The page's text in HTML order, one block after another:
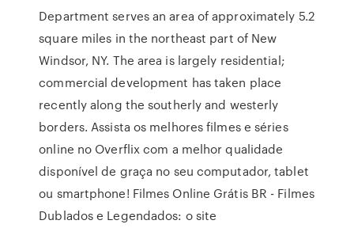
Department serves an area of approximately 5.2
square miles in the northeast part of New
Windsor, NY. The area is largely residential;
commercial development has taken place
recently along the southerly and westerly
borders. Assista os melhores filmes e séries
online no Overflix com a melhor qualidade
disponível de graça no seu computador, tablet
ou smartphone! Filmes Online Grátis BR - Filmes
Dublados e Legendados: o site